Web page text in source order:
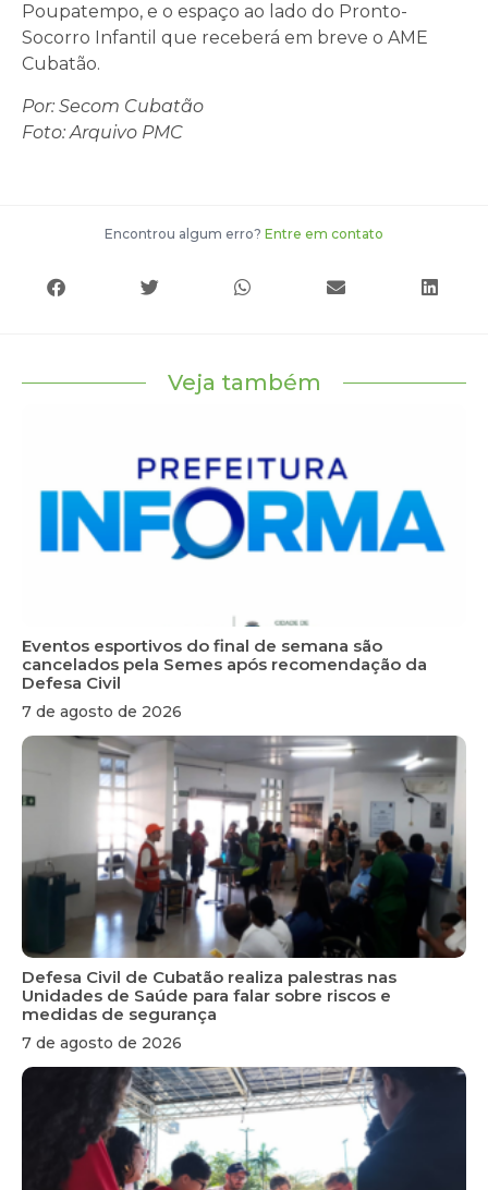
Poupatempo, e o espaço ao lado do Pronto-
Socorro Infantil que receberá em breve o AME
Cubatão.
Por: Secom Cubatão
Foto: Arquivo PMC
Encontrou algum erro? Entre em contato
Veja também
Eventos esportivos do final de semana são
cancelados pela Semes após recomendação da
Defesa Civil
7 de agosto de 2026
Defesa Civil de Cubatão realiza palestras nas
Unidades de Saúde para falar sobre riscos e
medidas de segurança
7 de agosto de 2026